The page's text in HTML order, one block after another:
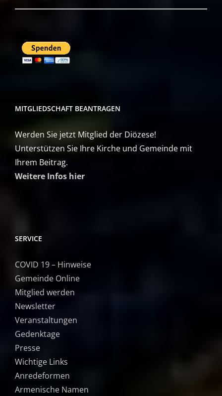
MITGLIEDSCHAFT BEANTRAGEN
Werden Sie jetzt Mitglied der Diözese!
Unterstützen Sie Ihre Kirche und Gemeinde mit
Ihrem Beitrag.
Weitere Infos hier
SERVICE
COVID 19 – Hinweise
Gemeinde Online
Mitglied werden
Newsletter
Veranstaltungen
Gedenktage
Presse
Wichtige Links
Anredeformen
Armenische Namen